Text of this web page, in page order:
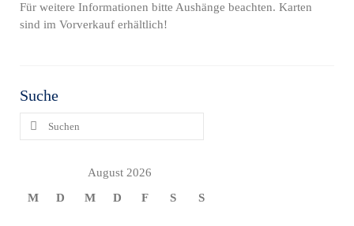
Für weitere Informationen bitte Aushänge beachten. Karten
sind im Vorverkauf erhältlich!
Suche
Suchen
nach:
August 2026
M
D M D F S S